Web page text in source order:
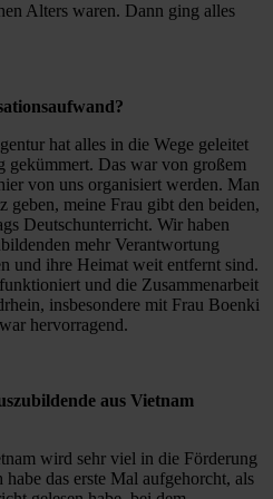
Alters waren. Dann ging alles
hat alles in die Wege geleitet
gekümmert. Das war von großem
von uns organisiert werden. Man
geben, meine Frau gibt den beiden,
Deutschunterricht. Wir haben
mehr Verantwortung
und ihre Heimat weit entfernt sind.
und die Zusammenarbeit
insbesondere mit Frau Boenki
hervorragend.
aus Vietnam
wird sehr viel in die Förderung
das erste Mal aufgehorcht, als